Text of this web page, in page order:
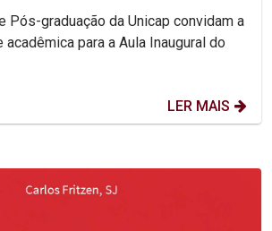
Pós-graduação da Unicap convidam a
para a Aula Inaugural do
LER MAIS